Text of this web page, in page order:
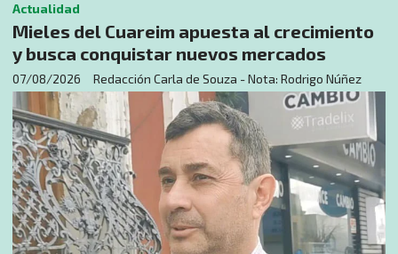
Mieles del Cuareim apuesta al crecimiento
y busca conquistar nuevos mercados
Redacción Carla de Souza - Nota: Rodrigo Núñez
Actualidad
07/08/2026